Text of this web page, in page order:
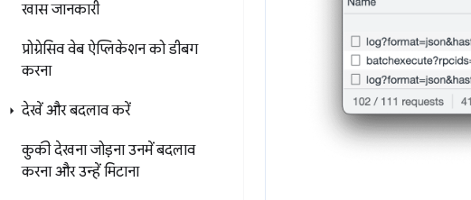
खास जानकारी
प्रोग्रेसिव वेब ऐप्लिकेशन को डीबग
करना
देखें और बदलाव करें
कुकी देखनाजोड़नाउनमें बदलाव
करनाऔर उन्हें मिटाना